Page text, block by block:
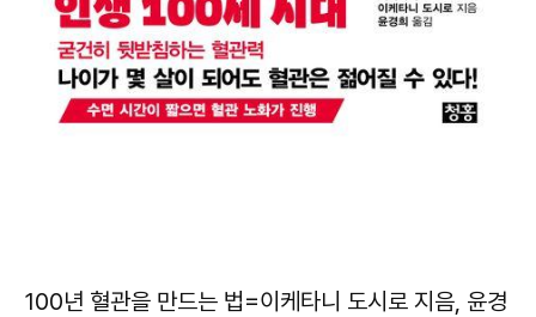
100년 혈관을 만드는 법=이케타니 도시로 지음, 윤경